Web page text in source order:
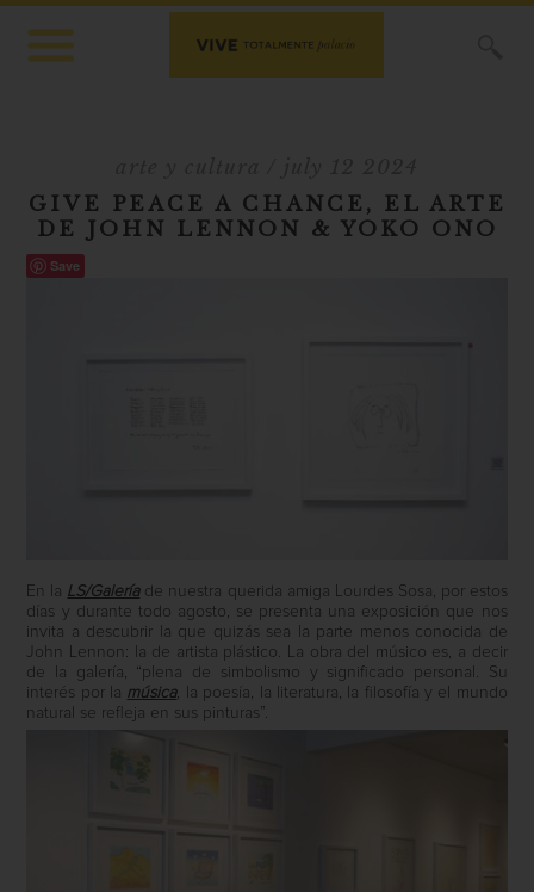
GIVE PEACE A CHANCE, EL ARTE
DE JOHN LENNON & YOKO ONO
Save
En la LS/Galeríade nuestra querida amiga Lourdes Sosa, por estos
días y durante todo agosto, se presenta una exposición que nos
invita a descubrir la que quizás sea la parte menos conocida de
John Lennon: la de artista plástico. La obra del músico es, a decir
de la galería, “plena de simbolismo y significado personal. Su
interés por la música, la poesía, la literatura, la filosofía y el mundo
natural se refleja en sus pinturas”.